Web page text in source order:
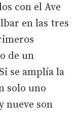
con el Ave
en las tres
de un
se amplía la
solo uno
nueve son